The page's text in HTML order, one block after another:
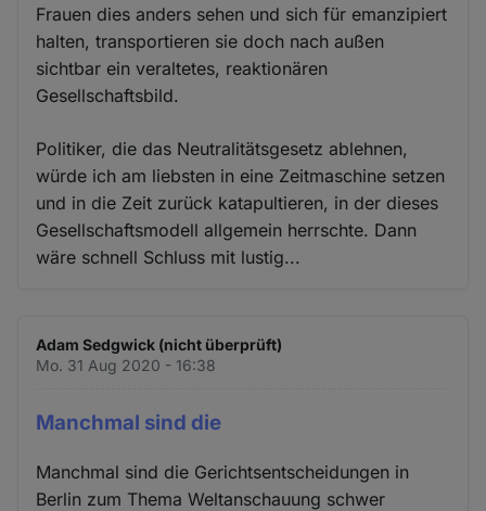
Frauen dies anders sehen und sich für emanzipiert
halten, transportieren sie doch nach außen
sichtbar ein veraltetes, reaktionären
Gesellschaftsbild.
Politiker, die das Neutralitätsgesetz ablehnen,
würde ich am liebsten in eine Zeitmaschine setzen
und in die Zeit zurück katapultieren, in der dieses
Gesellschaftsmodell allgemein herrschte. Dann
wäre schnell Schluss mit lustig...
Adam Sedgwick (nicht überprüft)
Mo. 31 Aug 2020 - 16:38
Manchmal sind die
Manchmal sind die Gerichtsentscheidungen in
Berlin zum Thema Weltanschauung schwer